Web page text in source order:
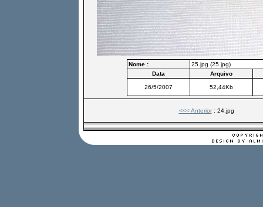
Nome :
25.jpg (25.jpg)
Data
Arquivo
26/5/2007 52,44Kb
<<< Anterior: 24.jpg